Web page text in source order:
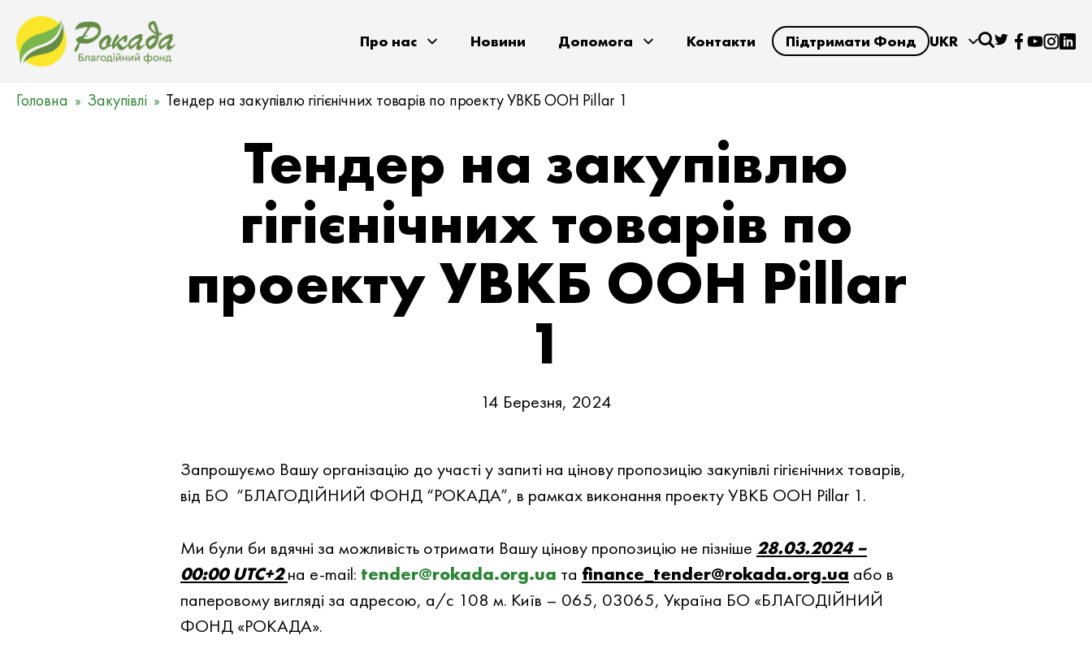
Про нас Новини Допомога Контакти Підтримати Фонд UKR
Головна Закупівлі Тендер на закупівлю гігієнічних товарів по проекту УВКБ ООН Pillar 1
Тендер на закупівлю
гігієнічних товарів по
проекту УВКБ ООН Pillar
1
14 Березня, 2024
Запрошуємо Вашу органiзацiю до участi у запитi на цiнову пропозицiю закупівлі гігієнічних товарів,
вiд БО “БЛАГОДIЙНИЙ ФОНД “РОКАДА”, в рамках виконання проекту УВКБ ООН Pillar 1.
Ми були би вдячнi за можливiсть отримати Вашу цiнову пропозицiю не пiзнiше 28.03.2024 –
00:00 UTC+2на e-mail: tender@rokada.org.ua та finance_tender@rokada.org.ua або в
паперовому вигляді за адресою, а/с 108 м. Київ – 065, 03065, Україна БО «БЛАГОДІЙНИЙ
ФОНД «РОКАДА».